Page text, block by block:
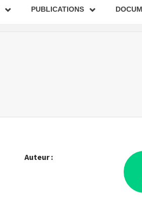
PUBLICATIONS
Auteur :